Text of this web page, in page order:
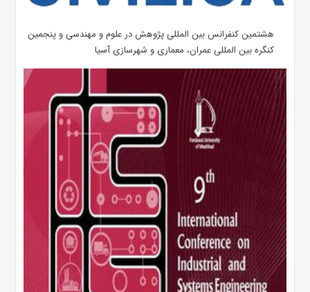
هشتمین کنفرانس بین المللی پژوهش در علوم و مهندسی و پنجمین
کنگره بین المللی عمران، معماری و شهرسازی آسیا